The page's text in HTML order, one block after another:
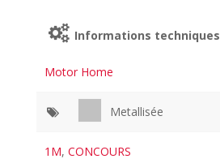
Informations techniques
Motor Home
Metallisée
1M,CONCOURS